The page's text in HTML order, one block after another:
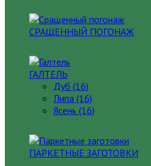
СРАЩЕННЫЙ ПОГОНАЖ
ГАЛТЕЛЬ
Дуб (16)
Липа (16)
Ясень (16)
ПАРКЕТНЫЕ ЗАГОТОВКИ